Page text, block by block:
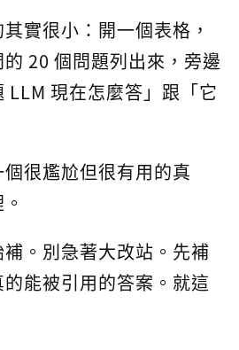
實很小：開一個表格，
20 個問題列出來，旁邊
LLM 現在怎麼答」跟「它
很尷尬但很有用的真
。別急著大改站。先補
能被引用的答案。就這